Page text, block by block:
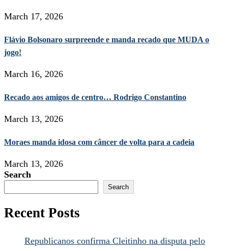
March 17, 2026
Flávio Bolsonaro surpreende e manda recado que MUDA o
jogo!
March 16, 2026
Recado aos amigos de centro… Rodrigo Constantino
March 13, 2026
Moraes manda idosa com câncer de volta para a cadeia
March 13, 2026
Search
Search
Recent Posts
Republicanos confirma Cleitinho na disputa pelo